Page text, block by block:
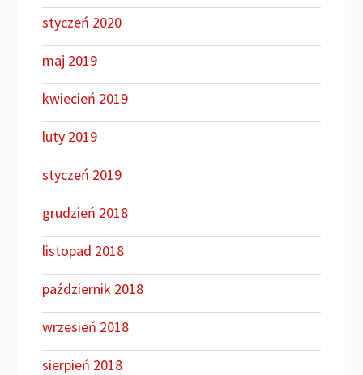
styczeń 2020
maj 2019
kwiecień 2019
luty 2019
styczeń 2019
grudzień 2018
listopad 2018
październik 2018
wrzesień 2018
sierpień 2018